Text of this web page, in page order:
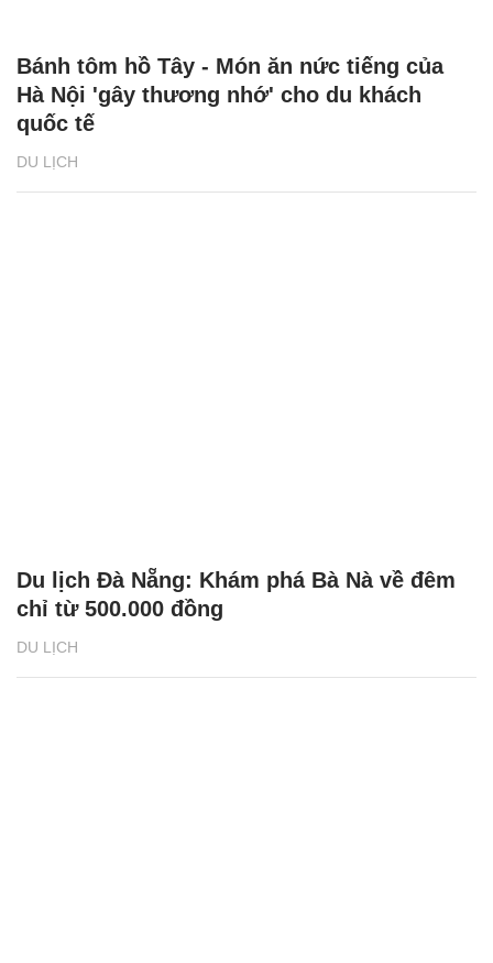
DU LỊCH
Bánh tôm hồ Tây - Món ăn nức tiếng của
Hà Nội 'gây thương nhớ' cho du khách
quốc tế
DU LỊCH
Du lịch Đà Nẵng: Khám phá Bà Nà về đêm
chỉ từ 500.000 đồng